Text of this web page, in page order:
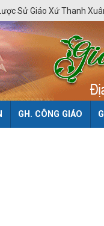
Sử Giáo Xứ Thanh
GH. CÔNG GIÁO